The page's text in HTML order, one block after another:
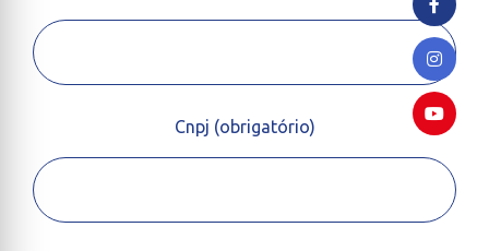
Cnpj (obrigatório)